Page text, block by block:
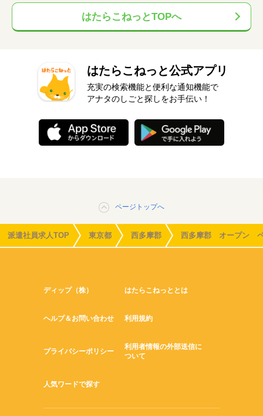
はたらこねっとTOPへ
はたらこねっと公式アプリ
充実の検索機能と便利な通知機能で
アナタのしごと探しをお手伝い！
ページトップへ
派遣社員求人TOP 東京都 西多摩郡 西多摩郡 オープン
ディップ（株） はたらこねっととは
ヘルプ＆お問い合わせ 利用規約
プライバシーポリシー
利用者情報の外部送信に
ついて
人気ワードで探す